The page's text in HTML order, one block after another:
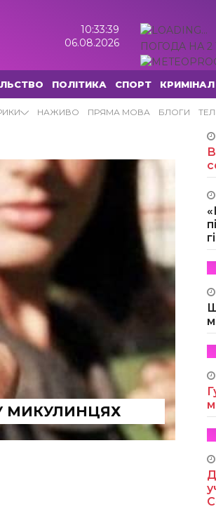
10:33:40
06.08.2026
ПОГОДА НА 2
ПОЛІТИКА СПОРТ КРИМІНАЛ
НАЖИВО ПРЯМА МОВА БЛОГИ
МИКУЛИНЦЯХ